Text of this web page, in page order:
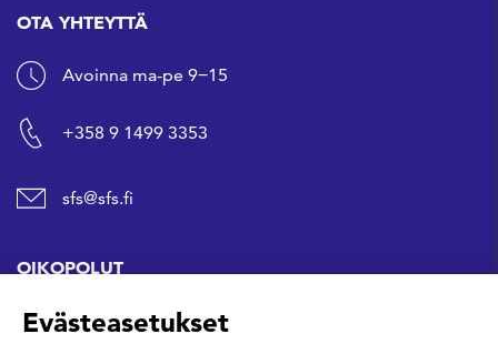
OTA YHTEYTTÄ
Avoinna ma-pe 9−15
+358 9 1499 3353
sfs@sfs.fi
OIKOPOLUT
Hanki standardi
Evästeasetukset